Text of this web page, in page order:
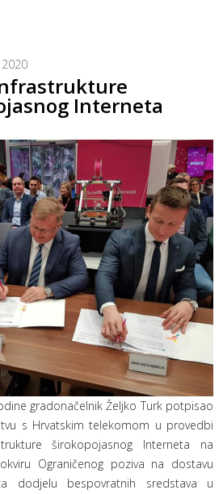
2020
Interneta
gradonačelnik Željko Turk potpisao
s Hrvatskim telekomom u provedbi
širokopojasnog Interneta na
Ograničenog poziva na dostavu
dodjelu bespovratnih sredstava u